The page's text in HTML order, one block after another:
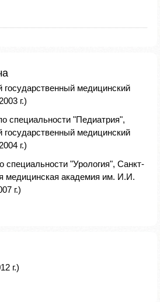
государственный медицинский
г.)
специальности "Педиатрия",
государственный медицинский
г.)
специальности "Урология", Санкт-
медицинская академия им. И.И.
г.)
г.)